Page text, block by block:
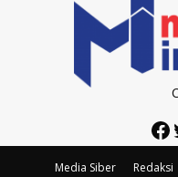
Media Siber Redaksi